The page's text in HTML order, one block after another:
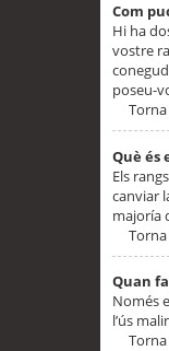
Com
Hi ha
vostre
poseu-
Torna
Què és
Els
canviar
majoría
Torna
Quan
Només
l’ús
Torna